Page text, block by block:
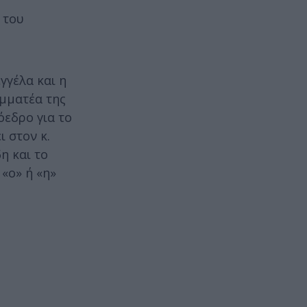
και η
της
για το
στον κ.
και το
ή «η»